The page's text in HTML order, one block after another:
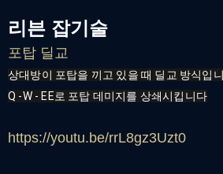
리븐 잡기술
포탑 딜교
상대방이 포탑을 끼고 있을 때 딜교 방식입
Q -W - EE로 포탑 데미지를 상쇄시킵니다
https://youtu.be/rrL8gz3Uzt0